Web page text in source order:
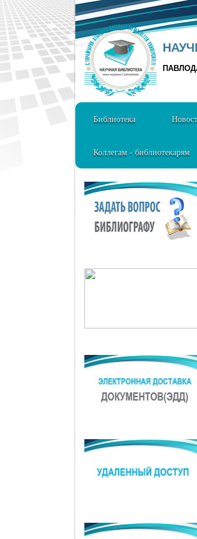
Библиотека
Коллегам - библиотекарям